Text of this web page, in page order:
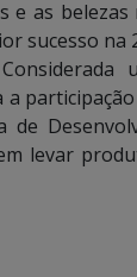
e as
sucesso na
de
levar